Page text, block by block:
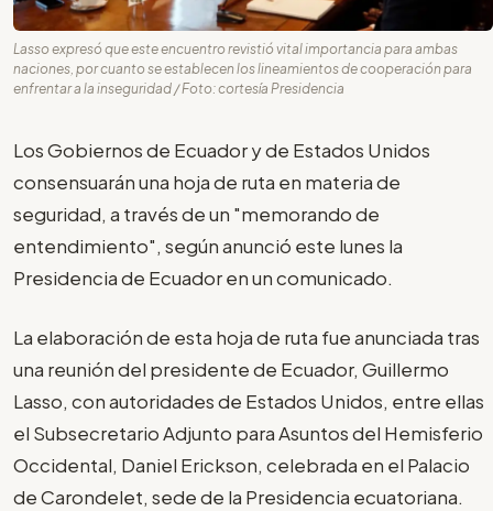
Lasso expresó que este encuentro revistió vital importancia para ambas
naciones, por cuanto se establecen los lineamientos de cooperación para
enfrentar a la inseguridad / Foto: cortesía Presidencia
Los Gobiernos de Ecuador y de Estados Unidos
consensuarán una hoja de ruta en materia de
seguridad, a través de un "memorando de
entendimiento", según anunció este lunes la
Presidencia de Ecuador en un comunicado.
La elaboración de esta hoja de ruta fue anunciada tras
una reunión del presidente de Ecuador, Guillermo
Lasso, con autoridades de Estados Unidos, entre ellas
el Subsecretario Adjunto para Asuntos del Hemisferio
Occidental, Daniel Erickson, celebrada en el Palacio
de Carondelet, sede de la Presidencia ecuatoriana.